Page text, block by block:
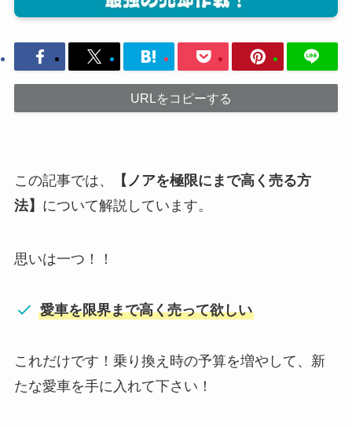
URLをコピーする
この記事では、
【ノアを極限にまで高く売る方
法】 について解説しています。
思いは一つ！！
愛車を限界まで高く売って欲しい
これだけです！乗り換え時の予算を増やして、新
たな愛車を手に入れて下さい！